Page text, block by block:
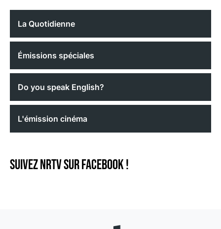
La Quotidienne
Émissions spéciales
Do you speak English?
L'émission cinéma
Suivez NRTV sur Facebook !